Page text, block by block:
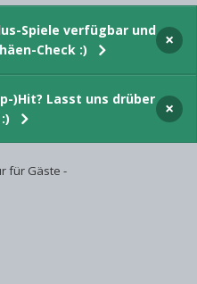
Spiele verfügbar und
Check :)
×
)Hit? Lasst uns drüber
×
für Gäste -